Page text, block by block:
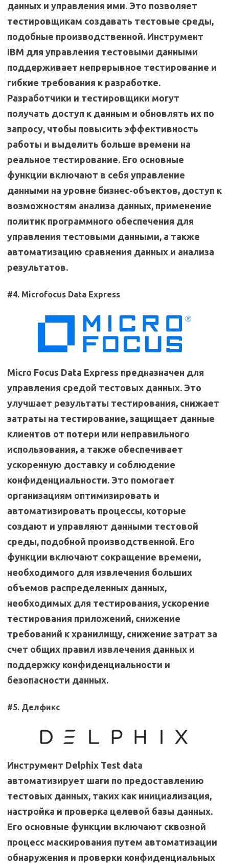
данных и управления ими. Это позволяет
тестировщикам создавать тестовые среды,
подобные производственной. Инструмент
IBM для управления тестовыми данными
поддерживает непрерывное тестирование и
гибкие требования к разработке.
Разработчики и тестировщики могут
получать доступ к данным и обновлять их по
запросу, чтобы повысить эффективность
работы и выделить больше времени на
реальное тестирование. Его основные
функции включают в себя управление
данными на уровне бизнес-объектов, доступ к
возможностям анализа данных, применение
политик программного обеспечения для
управления тестовыми данными, а также
автоматизацию сравнения данных и анализа
результатов.
#4. Microfocus Data Express
Micro Focus Data Express предназначен для
управления средой тестовых данных. Это
улучшает результаты тестирования, снижает
затраты на тестирование, защищает данные
клиентов от потери или неправильного
использования, а также обеспечивает
ускоренную доставку и соблюдение
конфиденциальности. Это помогает
организациям оптимизировать и
автоматизировать процессы, которые
создают и управляют данными тестовой
среды, подобной производственной. Его
функции включают сокращение времени,
необходимого для извлечения больших
объемов распределенных данных,
необходимых для тестирования, ускорение
тестирования приложений, снижение
требований к хранилищу, снижение затрат за
счет общих правил извлечения данных и
поддержку конфиденциальности и
безопасности данных.
#5. Делфикс
Инструмент Delphix Test data
автоматизирует шаги по предоставлению
тестовых данных, таких как инициализация,
настройка и проверка целевой базы данных.
Его основные функции включают сквозной
процесс маскирования путем автоматизации
обнаружения и проверки конфиденциальных